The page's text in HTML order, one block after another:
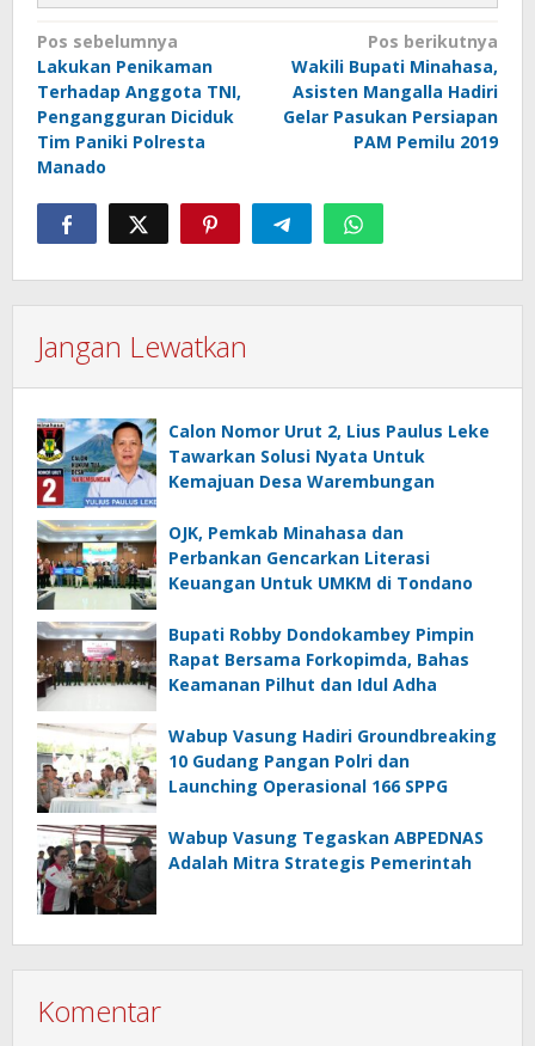
Navigasi
pos
Pos sebelumnya
Lakukan Penikaman
Terhadap Anggota TNI,
Pengangguran Diciduk
Tim Paniki Polresta
Manado
Pos berikutnya
Wakili Bupati Minahasa,
Asisten Mangalla Hadiri
Gelar Pasukan Persiapan
PAM Pemilu 2019
Jangan Lewatkan
Calon Nomor Urut 2, Lius Paulus Leke
Tawarkan Solusi Nyata Untuk
Kemajuan Desa Warembungan
OJK, Pemkab Minahasa dan
Perbankan Gencarkan Literasi
Keuangan Untuk UMKM di Tondano
Bupati Robby Dondokambey Pimpin
Rapat Bersama Forkopimda, Bahas
Keamanan Pilhut dan Idul Adha
Wabup Vasung Hadiri Groundbreaking
10 Gudang Pangan Polri dan
Launching Operasional 166 SPPG
Wabup Vasung Tegaskan ABPEDNAS
Adalah Mitra Strategis Pemerintah
Komentar